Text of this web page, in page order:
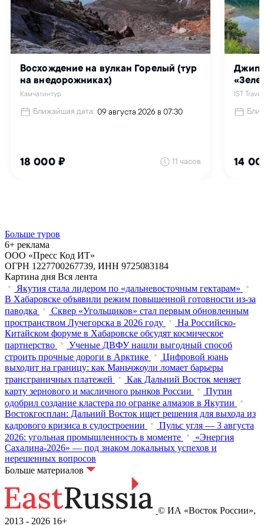
Больше туров
6+ реклама
ООО «Пресс Код ИТ»
ОГРН 1227700267739, ИНН 9725083184
Картина дня Вся лента
Якутия стала лидером по «дальневосточным гектарам»
В Хабаровске объявили режим повышенной готовности из‑за
паводка
Сквер «Угольщиков» стал первым обновленным
пространством Лучегорска в 2026 году
На Российско-
Китайском форуме в Хабаровске обсудят космическое
партнерство
Ученые ДВФУ нашли выгодный способ
строить прочные дороги в Арктике
Цифровой юань
выходит на границу: как Маньчжоули ломает барьеры
трансграничных платежей
Как Дальний Восток меняет
карту зернового и масличного рынков России
Путин
одобрил создание кластера по огранке алмазов в Якутии
Востокгосплан: Дальний Восток ищет решения для выхода из
кадрового кризиса в судостроении
Пульс угля — 3 августа
2026: угольная промышленность в моменте
«Энергия
Сахалина-2026» — под знаком локальных успехов и
нерешенных вопросов
Больше материалов
© ИА «Восток России»,
2013 - 2026 16+